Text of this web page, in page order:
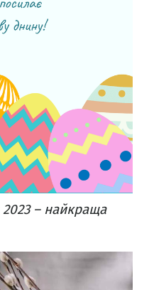
– найкраща